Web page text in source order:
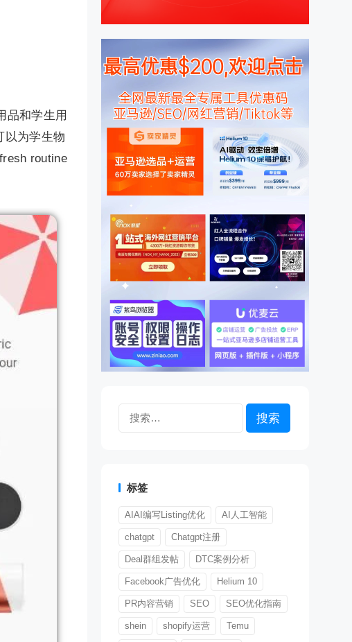
品和学生用
以为学生物
routine
标签
AIAI编写Listing优化 AI人工智能
chatgpt Chatgpt注册
Deal群组发帖 DTC案例分析
Facebook广告优化 Helium 10
PR内容营销 SEO SEO优化指南
shein shopify运营 Temu